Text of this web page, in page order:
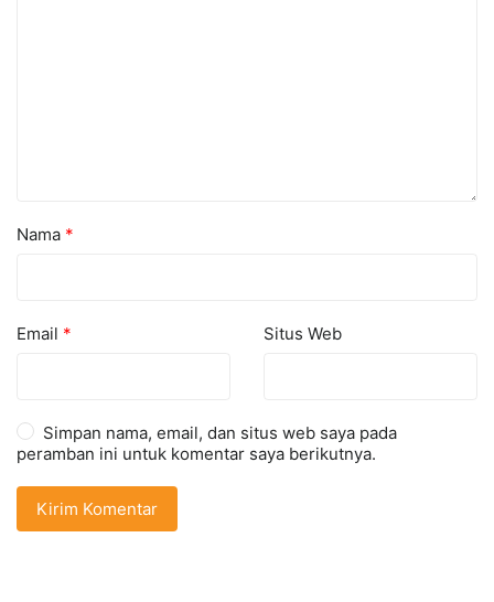
Nama *
Email * Situs Web
Simpan nama, email, dan situs web saya pada
peramban ini untuk komentar saya berikutnya.